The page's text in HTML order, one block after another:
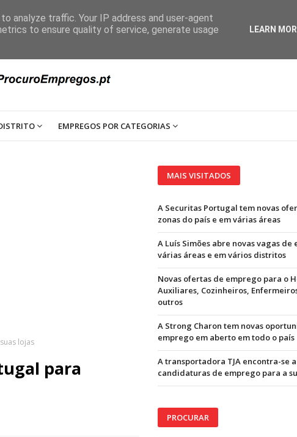
EMPREGOS POR CATEGORIAS
lojas
para
MAIS VISITADOS
A Securitas Portugal tem novas
zonas do país e em várias áreas
A Luís Simões abre novas vagas
várias áreas e em vários distritos
Novas ofertas de emprego para o
Auxiliares, Cozinheiros,
outros
A Strong Charon tem novas
emprego em aberto em todo o país
A transportadora TJA encontra-se
candidaturas de emprego para a
PROCURAR
analyze traffic. Your IP address and user-agent
to ensure quality of service, generate usage
LEARN